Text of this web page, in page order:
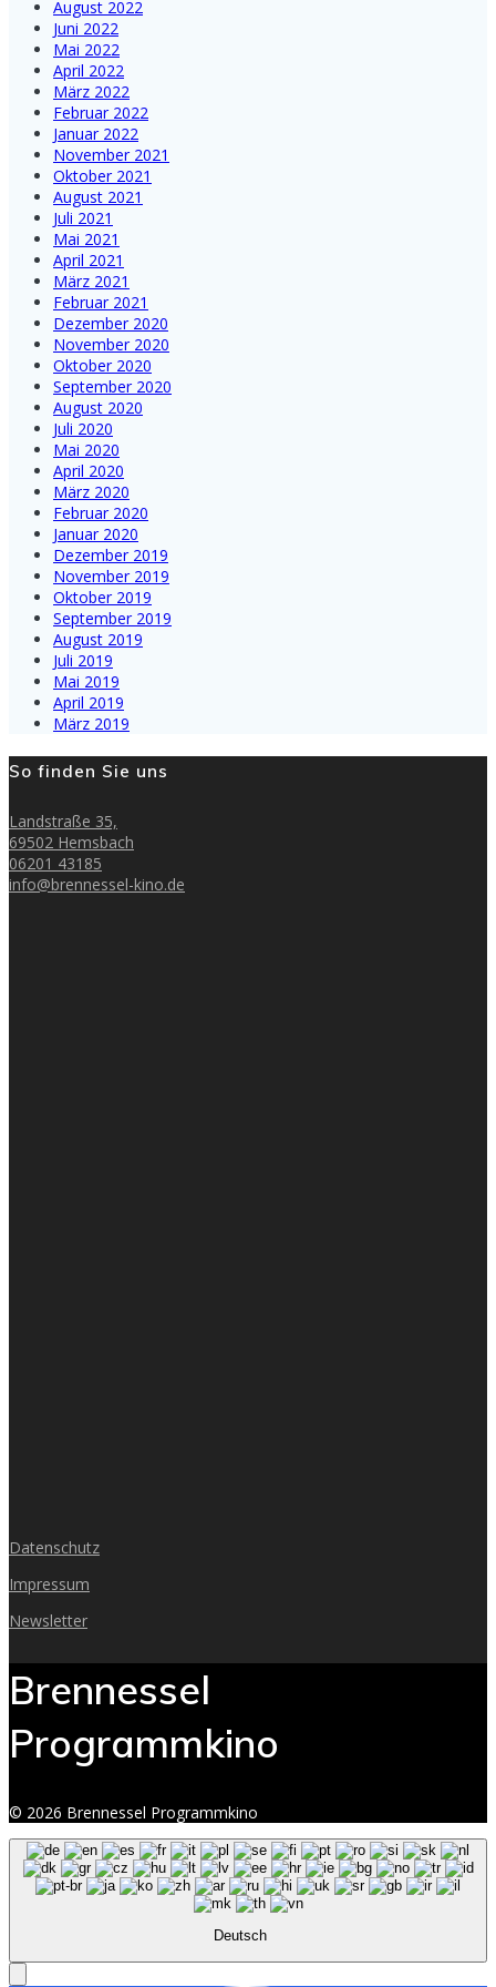
August 2022
Juni 2022
Mai 2022
April 2022
März 2022
Februar 2022
Januar 2022
November 2021
Oktober 2021
August 2021
Juli 2021
Mai 2021
April 2021
März 2021
Februar 2021
Dezember 2020
November 2020
Oktober 2020
September 2020
August 2020
Juli 2020
Mai 2020
April 2020
März 2020
Februar 2020
Januar 2020
Dezember 2019
November 2019
Oktober 2019
September 2019
August 2019
Juli 2019
Mai 2019
April 2019
März 2019
So finden Sie uns
Landstraße 35,
69502 Hemsbach
06201 43185
info@brennessel-kino.de
Datenschutz
Impressum
Newsletter
Brennessel
Programmkino
© 2026 Brennessel Programmkino
Deutsch